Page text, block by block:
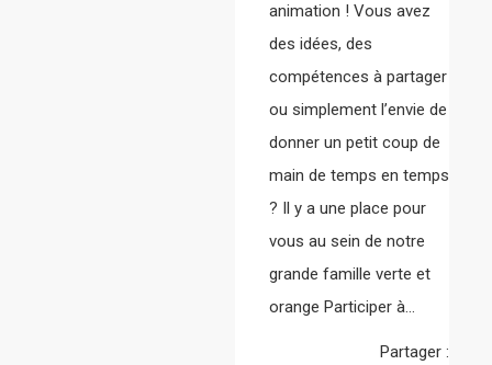
animation ! Vous avez
des idées, des
compétences à partager
ou simplement l’envie de
donner un petit coup de
main de temps en temps
? Il y a une place pour
vous au sein de notre
grande famille verte et
orange Participer à…
Partager :